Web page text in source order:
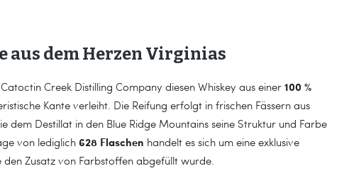
aus dem Herzen Virginias
Creek Distilling Company diesen Whiskey aus einer 100 %
Kante verleiht. Die Reifung erfolgt in frischen Fässern aus
dem Destillat in den Blue Ridge Mountains seine Struktur und Farbe
von lediglich 628 Flaschen handelt es sich um eine exklusive
Zusatz von Farbstoffen abgefüllt wurde.